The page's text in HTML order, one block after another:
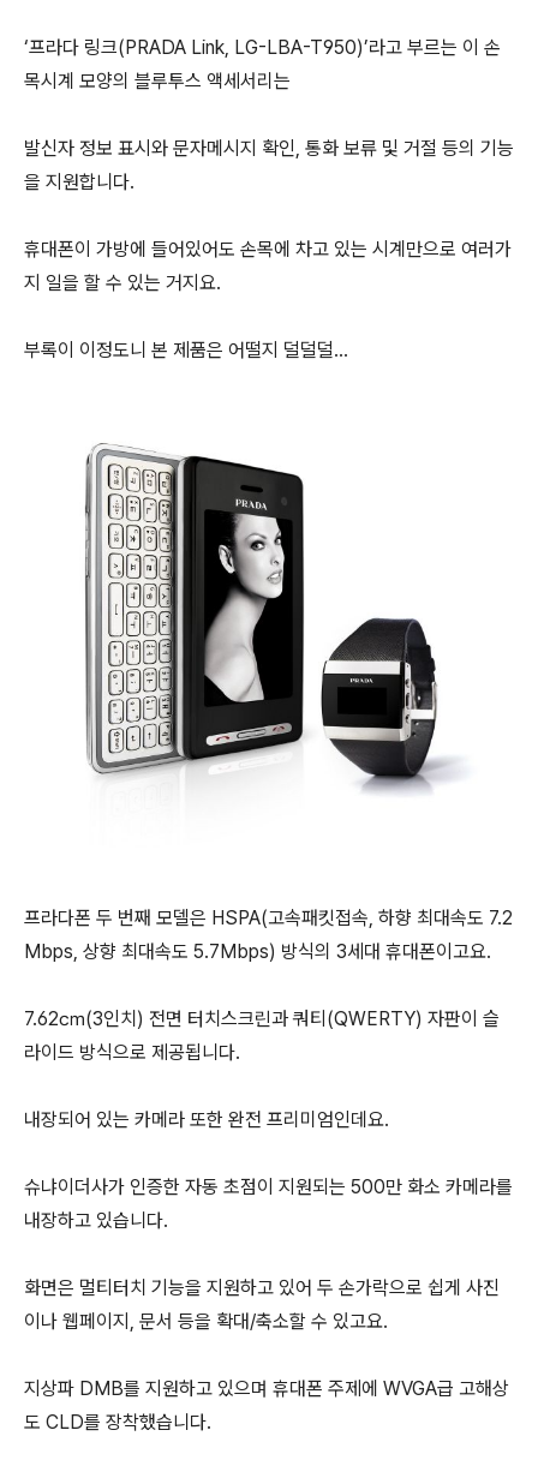
‘프라다 링크(PRADA Link, LG-LBA-T950)’라고 부르는 이 손
목시계 모양의 블루투스 액세서리는
발신자 정보 표시와 문자메시지 확인, 통화 보류 및 거절 등의 기능
을 지원합니다.
휴대폰이 가방에 들어있어도 손목에 차고 있는 시계만으로 여러가
지 일을 할 수 있는 거지요.
부록이 이정도니 본 제품은 어떨지 덜덜덜...
프라다폰 두 번째 모델은 HSPA(고속패킷접속, 하향 최대속도 7.2
Mbps, 상향 최대속도 5.7Mbps) 방식의 3세대 휴대폰이고요.
7.62㎝(3인치) 전면 터치스크린과 쿼티(QWERTY) 자판이 슬
라이드 방식으로 제공됩니다.
내장되어 있는 카메라 또한 완전 프리미엄인데요.
슈냐이더사가 인증한 자동 초점이 지원되는 500만 화소 카메라를
내장하고 있습니다.
화면은 멀티터치 기능을 지원하고 있어 두 손가락으로 쉽게 사진
이나 웹페이지, 문서 등을 확대/축소할 수 있고요.
지상파 DMB를 지원하고 있으며 휴대폰 주제에 WVGA급 고해상
도 CLD를 장착했습니다.